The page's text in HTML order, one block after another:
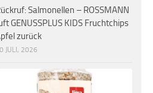
Salmonellen – ROSSMANN
GENUSSPLUS KIDS Fruchtchips
zurück
JULI, 2026